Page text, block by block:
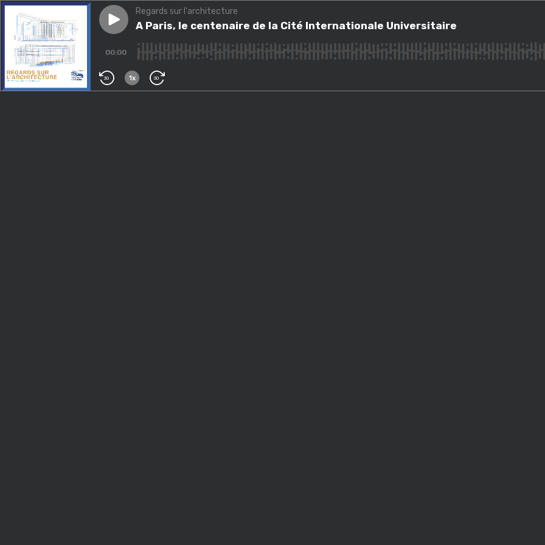
Play episodeA Paris, le centenaire de la Cité Internationale Universitaire
Regards sur l'architecture
A Paris, le centenaire de la Cité Internationale Universitaire
00:00
30 1x 30